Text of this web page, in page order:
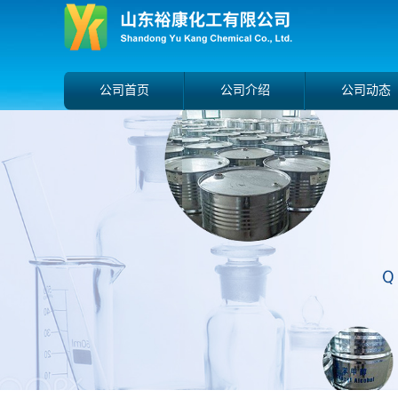
公司首页 公司介绍 公司动态